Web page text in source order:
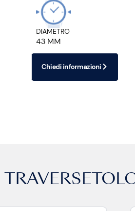
DIAMETRO
43 MM
Chiedi informazioni